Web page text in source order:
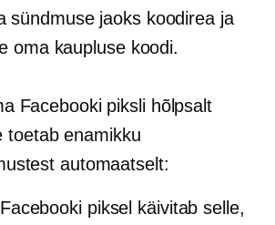
sündmuse jaoks koodirea ja
oma kaupluse koodi.
Facebooki piksli hõlpsalt
toetab enamikku
automaatselt:
Facebooki piksel käivitab selle,